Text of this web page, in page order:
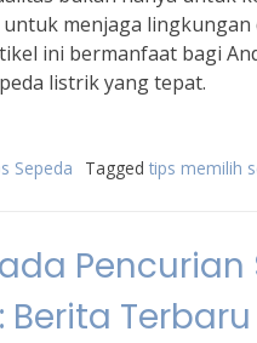
menjaga lingkungan
ini bermanfaat bagi
listrik yang tepat.
Sepeda Tagged tips memilih
Pencurian
Berita